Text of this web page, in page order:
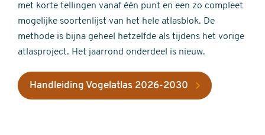
met korte tellingen vanaf één punt en een zo compleet
mogelijke soortenlijst van het hele atlasblok. De
methode is bijna geheel hetzelfde als tijdens het vorige
atlasproject. Het jaarrond onderdeel is nieuw.
Handleiding Vogelatlas 2026-2030